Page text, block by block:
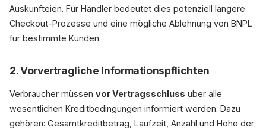
Auskunfteien. Für Händler bedeutet dies potenziell längere
Checkout-Prozesse und eine mögliche Ablehnung von BNPL
für bestimmte Kunden.
2. Vorvertragliche Informationspflichten
Verbraucher müssen vor Vertragsschluss über alle
wesentlichen Kreditbedingungen informiert werden. Dazu
gehören: Gesamtkreditbetrag, Laufzeit, Anzahl und Höhe der